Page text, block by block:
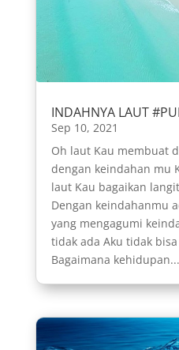
INDAHNYA LAUT
Sep 10, 2021
Oh laut Kau membuat
dengan keindahan mu
laut Kau bagaikan
Dengan keindahanmu
yang mengagumi
tidak ada Aku tidak
Bagaimana kehidupan...